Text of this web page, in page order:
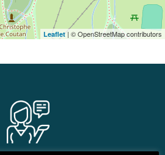
Leaflet | © OpenStreetMap contributors